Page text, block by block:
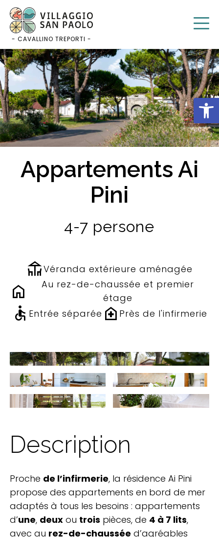
Aller
au
contenu
- CAVALLINO TREPORTI -
Appartements Ai
Pini
4-7 persone
deckVéranda extérieure aménagée
home
Au rez-de-chaussée et premier
étage
accessible Entrée séparée home_health Près de l'infirmerie
Description
Proche de l’infirmerie, la résidence Ai Pini
propose des appartements en bord de mer
adaptés à tous les besoins : appartements
d’une, deux ou trois pièces, de 4 à 7 lits,
avec au rez-de-chaussée d’agréables